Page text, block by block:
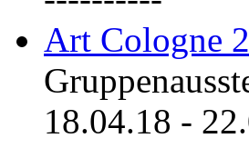
Art Cologne
18.04.18 -